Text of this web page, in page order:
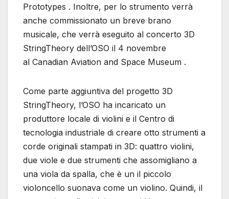
Prototypes . Inoltre, per lo strumento verrà
anche commissionato un breve brano
musicale, che verrà eseguito al concerto 3D
StringTheory dell’OSO il 4 novembre
al Canadian Aviation and Space Museum .
Come parte aggiuntiva del progetto 3D
StringTheory, l’OSO ha incaricato un
produttore locale di violini e il Centro di
tecnologia industriale di creare otto strumenti a
corde originali stampati in 3D: quattro violini,
due viole e due strumenti che assomigliano a
una viola da spalla, che è un il piccolo
violoncello suonava come un violino. Quindi, il